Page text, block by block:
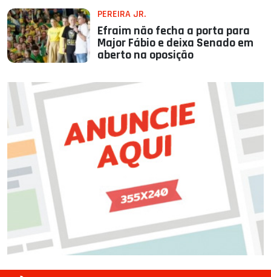
PEREIRA JR.
Efraim não fecha a porta para
Major Fábio e deixa Senado em
aberto na oposição